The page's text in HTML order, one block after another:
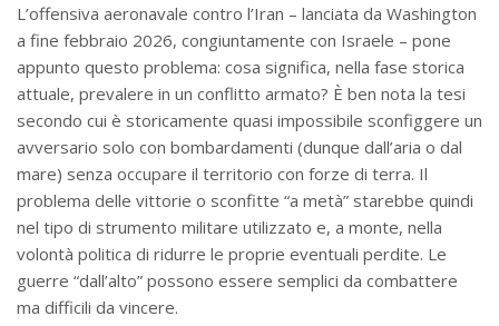
L’offensiva aeronavale contro l’Iran – lanciata da Washington
a fine febbraio 2026, congiuntamente con Israele – pone
appunto questo problema: cosa significa, nella fase storica
attuale, prevalere in un conflitto armato? È ben nota la tesi
secondo cui è storicamente quasi impossibile sconfiggere un
avversario solo con bombardamenti (dunque dall’aria o dal
mare) senza occupare il territorio con forze di terra. Il
problema delle vittorie o sconfitte “a metà” starebbe quindi
nel tipo di strumento militare utilizzato e, a monte, nella
volontà politica di ridurre le proprie eventuali perdite. Le
guerre “dall’alto” possono essere semplici da combattere
ma difficili da vincere.